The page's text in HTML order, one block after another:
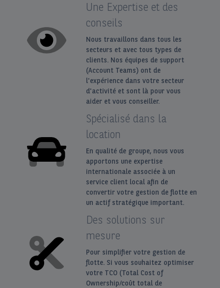
Une Expertise et des
conseils
Nous travaillons dans tous les
secteurs et avec tous types de
clients. Nos équipes de support
(Account Teams) ont de
l'expérience dans votre secteur
d'activité et sont là pour vous
aider et vous conseiller.
Spécialisé dans la
location
En qualité de groupe, nous vous
apportons une expertise
internationale associée à un
service client local afin de
convertir votre gestion de flotte en
un actif stratégique important.
Des solutions sur
mesure
Pour simplifier votre gestion de
flotte. Si vous souhaitez optimiser
votre TCO (Total Cost of
Ownership/coût total de